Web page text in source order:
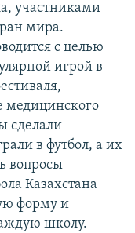
участниками
мира.
с целью
игрой в
медицинского
сделали
в футбол, а их
вопросы
Казахстана
форму и
школу.